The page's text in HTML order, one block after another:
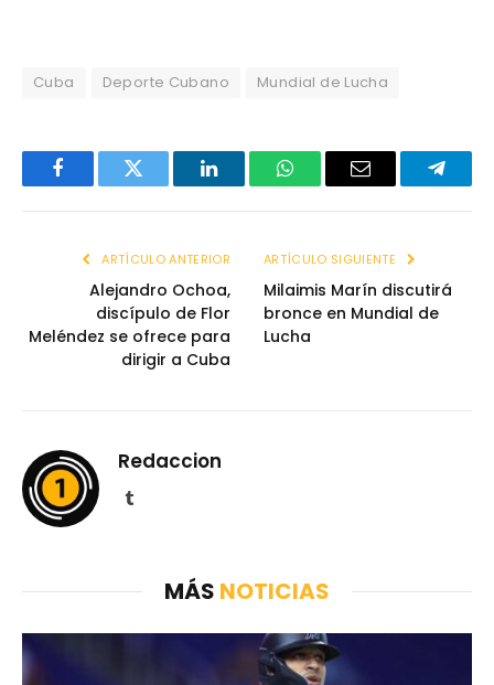
Cuba Deporte Cubano Mundial de Lucha
FacebookTwitter LinkedInWhatsAppEmail
ARTÍCULO ANTERIOR
Alejandro Ochoa,
discípulo de Flor
Meléndez se ofrece para
dirigir a Cuba
ARTÍCULO SIGUIENTE
Milaimis Marín discutirá
bronce en Mundial de
Lucha
Redaccion
Tumblr
MÁS NOTICIAS